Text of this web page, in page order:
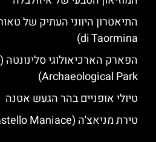
di Taormina)
Archaeological Park)
טיולי אופניים בהר הגעש אטנה
טירת מניאצ'ה (Castello Maniace) בסירקוזה